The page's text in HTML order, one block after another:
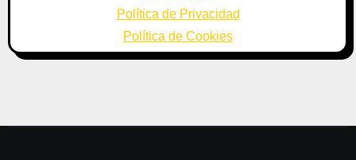
Política de Privacidad
Política de Cookies